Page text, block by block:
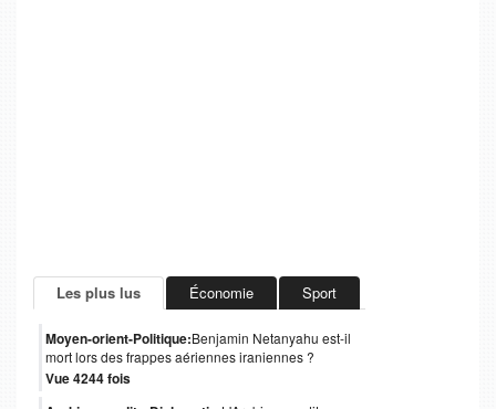
Les plus lus Économie Sport
Moyen-orient-Politique:Benjamin Netanyahu est-il
mort lors des frappes aériennes iraniennes ?
Vue 4244 fois